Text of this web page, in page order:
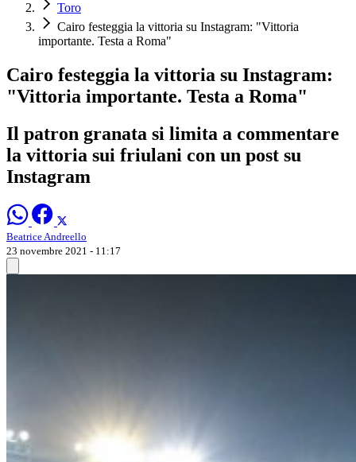
Toro
Cairo festeggia la vittoria su Instagram: "Vittoria
importante. Testa a Roma"
Cairo festeggia la vittoria su Instagram:
"Vittoria importante. Testa a Roma"
Il patron granata si limita a commentare
la vittoria sui friulani con un post su
Instagram
Beatrice Andreello
23 novembre 2021 - 11:17